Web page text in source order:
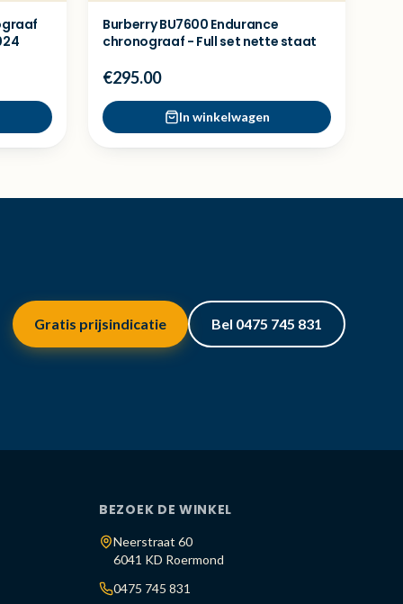
Burberry BU7600 Endurance
chronograaf - Full set nette staat
€295.00
In winkelwagen
Gratis prijsindicatie Bel 0475 745 831
BEZOEK DE WINKEL
Neerstraat 60
6041 KD Roermond
0475 745 831